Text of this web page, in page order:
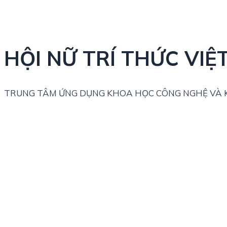
HỘI NỮ TRÍ THỨC
TRUNG TÂM ỨNG DỤNG KHOA HỌC CÔNG NGHỆ VÀ